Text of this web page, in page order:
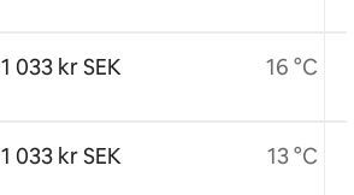
1 033 kr SEK
1 033 kr SEK
16 °C
13 °C